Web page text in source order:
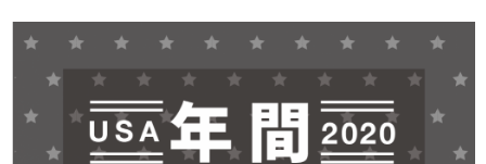
お問い合わせ